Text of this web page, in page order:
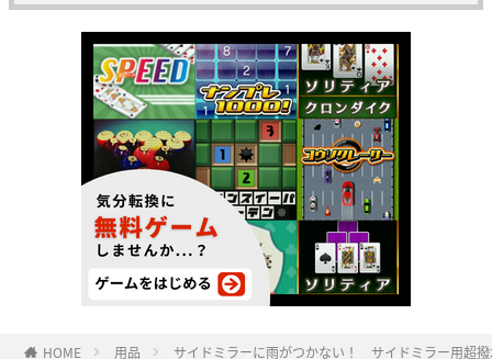
HOME 用品 サイドミラーに雨がつかない！ サイドミラー用超